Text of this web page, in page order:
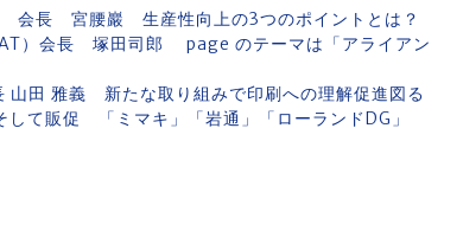
会長 宮腰巖 生産性向上の3つのポイントとは？
）会長 塚田司郎 page のテーマは「アライアン
山田 雅義 新たな取り組みで印刷への理解促進図る
して販促 「ミマキ」「岩通」「ローランドDG」